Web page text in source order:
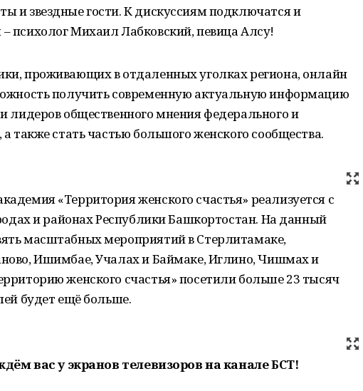
и звездные гости. К дискуссиям подключатся и
психолог Михаил Лабковский, певица Алсу!
проживающих в отдаленных уголках региона, онлайн
получить современную актуальную информацию
лидеров общественного мнения федерального и
также стать частью большого женского сообщества.
«Территория женского счастья» реализуется с
и районах Республики Башкортостан. На данный
масштабных мероприятий в Стерлитамаке,
Ишимбае, Учалах и Баймаке, Иглино, Чишмах и
женского счастья» посетили больше 23 тысяч
будет ещё больше.
вас у экранов телевизоров на канале БСТ!